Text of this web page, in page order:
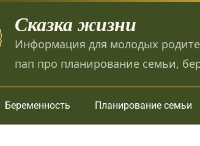
Сказка жизни
Информация для молодых
пап про планирование семьи,
Беременность Планирование семьи